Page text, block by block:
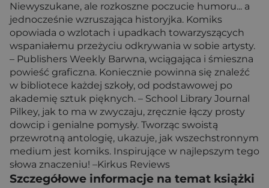
Niewyszukane, ale rozkoszne poczucie humoru... a
jednocześnie wzruszająca historyjka. Komiks
opowiada o wzlotach i upadkach towarzyszących
wspaniałemu przeżyciu odkrywania w sobie artysty.
– Publishers Weekly Barwna, wciągająca i śmieszna
powieść graficzna. Koniecznie powinna się znaleźć
w bibliotece każdej szkoły, od podstawowej po
akademię sztuk pięknych. – School Library Journal
Pilkey, jak to ma w zwyczaju, zręcznie łączy prosty
dowcip i genialne pomysły. Tworząc swoistą
przewrotną antologię, ukazuje, jak wszechstronnym
medium jest komiks. Inspirujące w najlepszym tego
słowa znaczeniu! –Kirkus Reviews
Szczegółowe informacje na temat książki